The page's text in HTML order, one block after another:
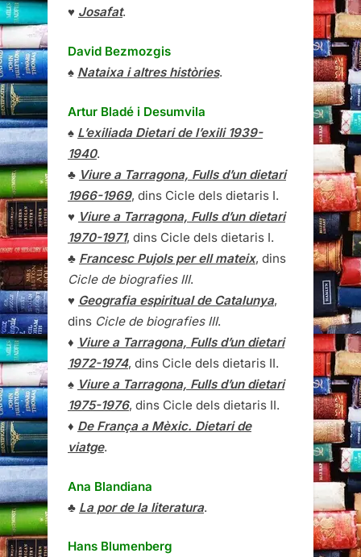
♥ Josafat.
David Bezmozgis
♠ Nataixa i altres històries.
Artur Bladé i Desumvila
♠ L’exiliada Dietari de l’exili 1939-
1940.
♣ Viure a Tarragona, Fulls d’un dietari
1966-1969, dins Cicle dels dietaris I.
♥ Viure a Tarragona, Fulls d’un dietari
1970-1971, dins Cicle dels dietaris I.
♣ Francesc Pujols per ell mateix, dins
Cicle de biografies III.
♥ Geografia espiritual de Catalunya,
dins Cicle de biografies III.
♦ Viure a Tarragona, Fulls d’un dietari
1972-1974, dins Cicle dels dietaris II.
♠ Viure a Tarragona, Fulls d’un dietari
1975-1976, dins Cicle dels dietaris II.
♦ De França a Mèxic. Dietari de
viatge.
Ana Blandiana
♣ La por de la literatura.
Hans Blumenberg